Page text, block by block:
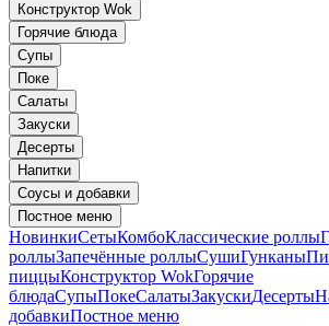
Конструктор Wok
Горячие блюда
Супы
Поке
Салаты
Закуски
Десерты
Напитки
Соусы и добавки
Постное меню
НовинкиСетыКомбоКлассические роллы
роллыЗапечённые роллыСушиГунканы
пиццыКонструктор WokГорячие
блюдаСупыПокеСалатыЗакускиДесерты
добавкиПостное меню